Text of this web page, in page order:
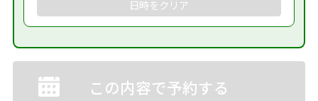
日時をクリア
この内容で予約する